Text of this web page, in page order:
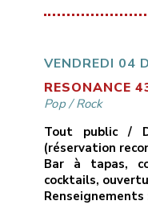
Gossip, Muse,
Christelle […]
VENDREDI 04
RESONANCE
Pop/Rock
Tout public /
(réservation
Bar à tapas,
cocktails,
Renseignements